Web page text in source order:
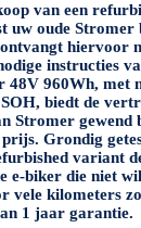
van een
uw oude
hiervoor
instructies
48V 960Wh, met
, biedt de
Stromer gewend
Grondig
variant
e-biker die niet
vele kilometers
1 jaar garantie.